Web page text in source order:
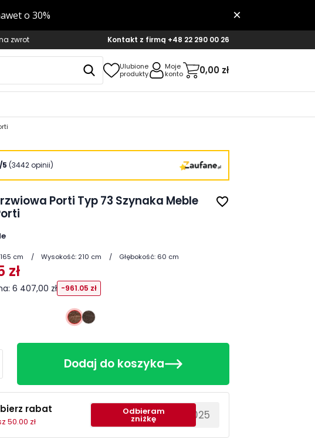
zwrot Kontakt z firmą +48 22 290 00 26
Ulubione
produkty
Moje
konto
0,00 zł
5 (3442 opinii)
Porti Typ 73 Szynaka Meble
favorite_border
165 cm Wysokość: 210 cm Głębokość: 60 cm
zł
6 407,00 zł -961.05 zł
Dąb antyczny
Dąb czekoladowy
Dodaj do koszyka
rabat
50.00 zł ********EWS2025
Odbieram
zniżkę